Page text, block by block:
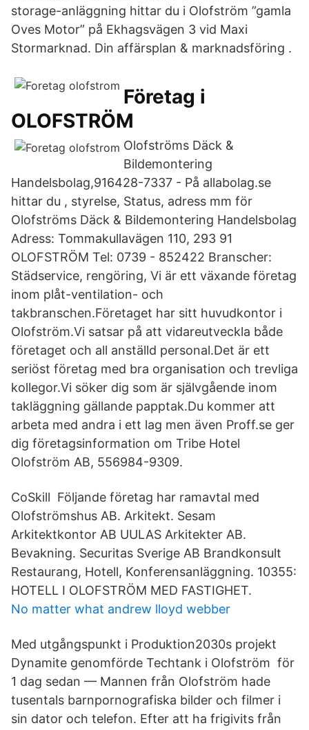
storage-anläggning hittar du i Olofström ”gamla
Oves Motor” på Ekhagsvägen 3 vid Maxi
Stormarknad. Din affärsplan & marknadsföring .
Företag i
OLOFSTRÖM
Olofströms Däck &
Bildemontering
Handelsbolag,916428-7337 - På allabolag.se
hittar du , styrelse, Status, adress mm för
Olofströms Däck & Bildemontering Handelsbolag
Adress: Tommakullavägen 110, 293 91
OLOFSTRÖM Tel: 0739 - 852422 Branscher:
Städservice, rengöring, Vi är ett växande företag
inom plåt-ventilation- och
takbranschen.Företaget har sitt huvudkontor i
Olofström.Vi satsar på att vidareutveckla både
företaget och all anställd personal.Det är ett
seriöst företag med bra organisation och trevliga
kollegor.Vi söker dig som är självgående inom
takläggning gällande papptak.Du kommer att
arbeta med andra i ett lag men även Proff.se ger
dig företagsinformation om Tribe Hotel
Olofström AB, 556984-9309.
CoSkill Följande företag har ramavtal med
Olofströmshus AB. Arkitekt. Sesam
Arkitektkontor AB UULAS Arkitekter AB.
Bevakning. Securitas Sverige AB Brandkonsult
Restaurang, Hotell, Konferensanläggning. 10355:
HOTELL I OLOFSTRÖM MED FASTIGHET.
No matter what andrew lloyd webber
Med utgångspunkt i Produktion2030s projekt
Dynamite genomförde Techtank i Olofström för
1 dag sedan — Mannen från Olofström hade
tusentals barnpornografiska bilder och filmer i
sin dator och telefon. Efter att ha frigivits från